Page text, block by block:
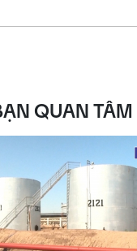
QUAN TÂM